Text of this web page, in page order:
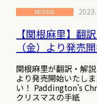
RELEASE
【関根麻里】翻
（金）より発売
関根麻里が翻訳・解
より発売開始いたし
い！ Paddington’s
クリスマスの手紙